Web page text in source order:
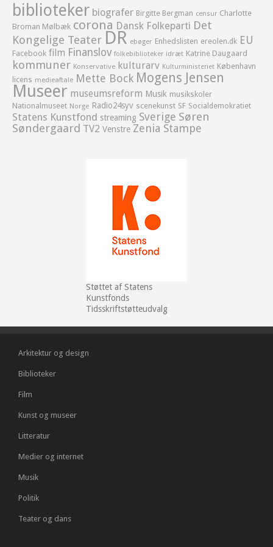
biblioteker biografer Birgitte Bergman censur Charlotte
Broman Mølbæk corona Dansk Folkeparti Det
Kongelige Teater DR ebøger Enhedslisten ereolen.dk EU
Facebook film Finanslov folkebiblioteker idræt Katrine Daugaard
kommuner Konservative kulturarv Kulturministeriet København
licens medieaftale Mette Bock Mogens Jensen
Museer museumsreform Musik musikskoler
Nationalmuseet Norge Radio24syv scenekunst SF Socialdemokratiet
Statens Kunstfond streaming Sverige Søren
Søndergaard TV2 Venstre Zenia Stampe
Støttet af Statens
Kunstfonds
Tidsskriftstøtteudvalg
Arkitektur og design
Biblioteker
Film
Kunst og museer
Litteratur
Medier og internet
Musik
Politik
Teater og dans